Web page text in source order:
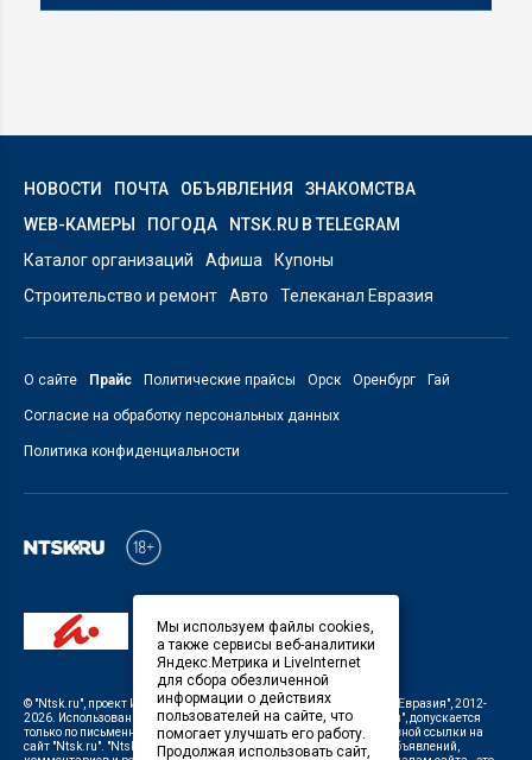
НОВОСТИ ПОЧТА ОБЪЯВЛЕНИЯ
ЗНАКОМСТВА
WEB-КАМЕРЫ
ПОГОДА
NTSK.RU В TELEGRAM
Каталог организаций
Афиша
Купоны
Строительство и ремонт
Авто Телеканал Евразия
О сайте Прайс Политические прайсы Орск Оренбург Гай
Согласие на обработку персональных данных
Политика конфиденциальности
© "Ntsk.ru" , проект ИП Савин В.В. Служба информации: ООО "ТРК "Евразия" , 2012-
2026. Использование материалов, размещенных на сайте
"Ntsk.ru" , допускается
только по письменному разрешению Редакции с указанием активной ссылки на
сайт "Ntsk.ru" "Ntsk.ru" не несет ответственности за содержание объявлений,
Мы используем файлы cookies,
а также сервисы веб-аналитики
Яндекс.Метрика и LiveInternet
для сбора обезличенной
информации о действиях
пользователей на сайте, что
помогает улучшать его работу.
Продолжая использовать сайт,